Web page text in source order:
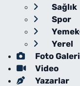
Sağlık
Spor
Yerel
Foto Galeri
Video
Yazarlar